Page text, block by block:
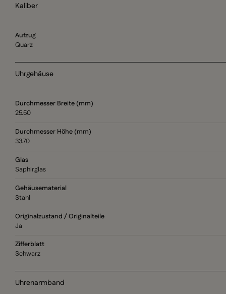
Kaliber
Aufzug
Quarz
Uhrgehäuse
Durchmesser Breite (mm)
25.50
Durchmesser Höhe (mm)
33.70
Glas
Saphirglas
Gehäusematerial
Stahl
Originalzustand / Originalteile
Ja
Zifferblatt
Schwarz
Uhrenarmband